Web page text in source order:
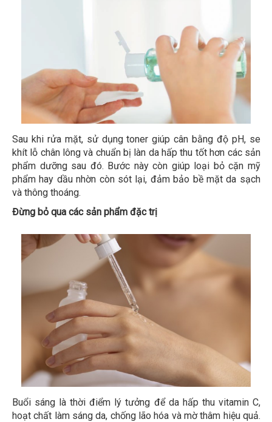
Sau khi rửa mặt, sử dụng toner giúp cân bằng độ pH, se
khít lỗ chân lông và chuẩn bị làn da hấp thu tốt hơn các sản
phẩm dưỡng sau đó. Bước này còn giúp loại bỏ cặn mỹ
phẩm hay dầu nhờn còn sót lại, đảm bảo bề mặt da sạch
và thông thoáng.
Đừng bỏ qua các sản phẩm đặc trị
Buổi sáng là thời điểm lý tưởng để da hấp thu vitamin C,
hoạt chất làm sáng da, chống lão hóa và mờ thâm hiệu quả.